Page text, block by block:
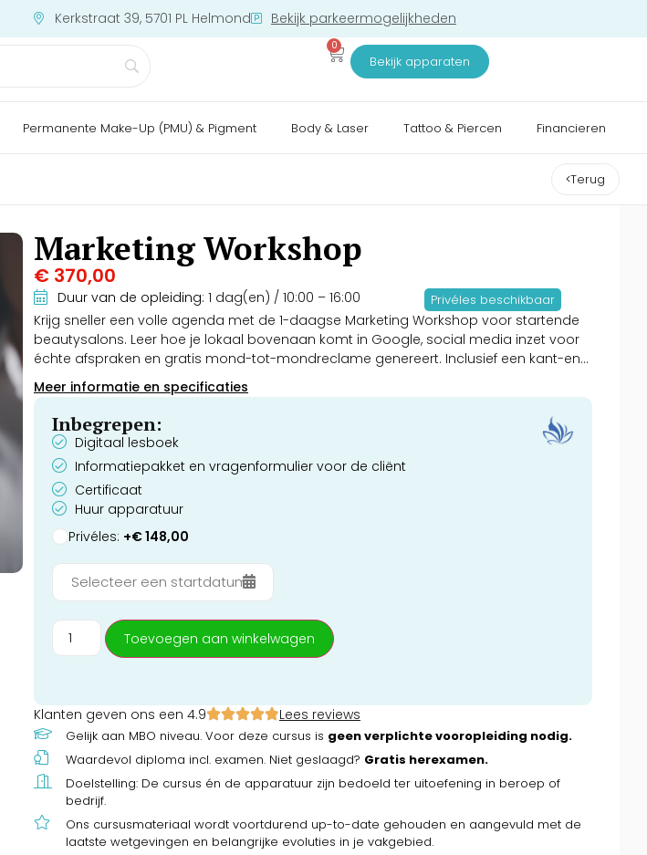
Kerkstraat 39, 5701 PL Helmond Bekijk parkeermogelijkheden
0
Bekijk apparaten
Permanente Make-Up (PMU) & Pigment Body & Laser Tattoo & Piercen Financieren
Terug
Marketing Workshop
€ 370,00
Duur van de opleiding: 1 dag(en) / 10:00 – 16:00 Privéles beschikbaar
Krijg sneller een volle agenda met de 1-daagse Marketing Workshop voor startende
beautysalons. Leer hoe je lokaal bovenaan komt in Google, social media inzet voor
échte afspraken en gratis mond-tot-mondreclame genereert. Inclusief een kant-en-
klaar actieplan en officieel certificaat. Deze BTW-vrije investering verdien je al binnen
je eerste week vol boekingen terug. Schrijf je in!
Meer informatie en specificaties
Inbegrepen:
Digitaal lesboek
Informatiepakket en vragenformulier voor de cliënt
Certificaat
Huur apparatuur
Privéles: +€ 148,00
Toevoegen aan winkelwagen
Klanten geven ons een 4.9 Lees reviews
Gelijk aan MBO niveau. Voor deze cursus is geen verplichte vooropleiding nodig.
Waardevol diploma incl. examen. Niet geslaagd? Gratis herexamen.
Doelstelling: De cursus én de apparatuur zijn bedoeld ter uitoefening in beroep of
bedrijf.
Ons cursusmateriaal wordt voortdurend up-to-date gehouden en aangevuld met de
laatste wetgevingen en belangrijke evoluties in je vakgebied.